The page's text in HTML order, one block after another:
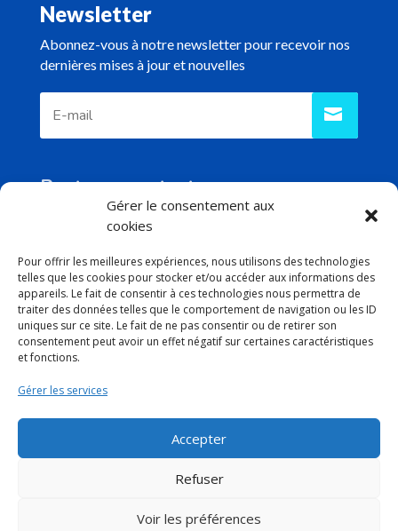
Gérer le consentement aux
cookies
Pour offrir les meilleures expériences, nous utilisons des technologies
telles que les cookies pour stocker et/ou accéder aux informations des
appareils. Le fait de consentir à ces technologies nous permettra de
traiter des données telles que le comportement de navigation ou les ID
uniques sur ce site. Le fait de ne pas consentir ou de retirer son
consentement peut avoir un effet négatif sur certaines caractéristiques
et fonctions.
Gérer les services
Accepter
Refuser
Voir les préférences
Newsletter
Abonnez-vous à notre newsletter pour recevoir nos
dernières mises à jour et nouvelles
Reste en contact
Contacts
 01 75 40 66 73


281 chaussée Jules César
Conditions Générales de Vente